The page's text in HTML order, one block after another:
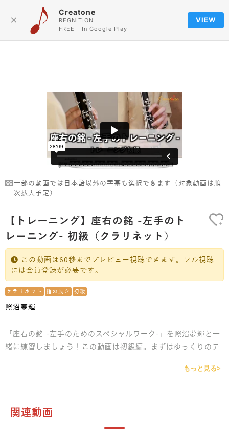
×
Creatone
REGNITION
FREE - In Google Play
VIEW
【トレーニング】座右の銘 -左手のト
レーニング- 初級（クラリネット）
この動画は60秒までプレビュー視聴できます。フル視聴
には会員登録が必要です。
クラリネット 指の動き 初級
照沼夢輝
+
一部の動画では日本語以外の字幕も選択できます（対象動画は順
次拡大予定）
「座右の銘 -左手のためのスペシャルワーク-」を照沼夢輝と一
緒に練習しましょう！この動画は初級編。まずはゆっくりのテ
もっと見る>
関連動画